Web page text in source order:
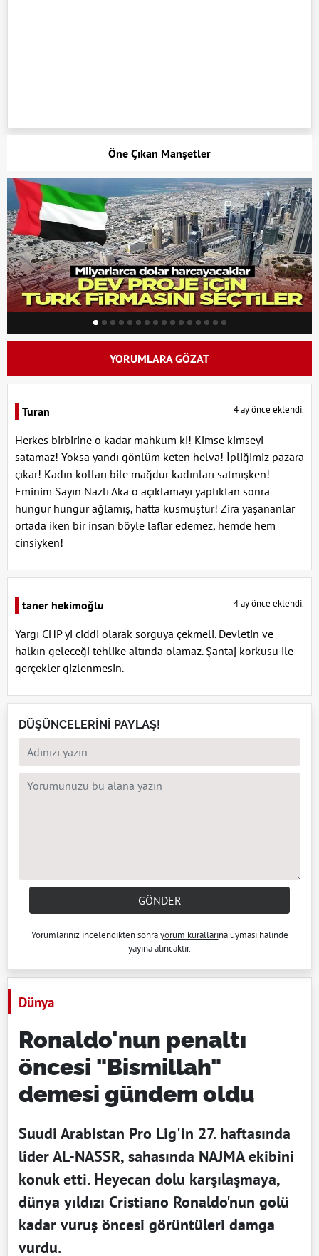
Öne Çıkan Manşetler
YORUMLARA GÖZAT
Turan 4 ay önce eklendi.
Herkes birbirine o kadar mahkum ki! Kimse kimseyi
satamaz! Yoksa yandı gönlüm keten helva! İpliğimiz pazara
çıkar! Kadın kolları bile mağdur kadınları satmışken!
Eminim Sayın Nazlı Aka o açıklamayı yaptıktan sonra
hüngür hüngür ağlamış, hatta kusmuştur! Zira yaşananlar
ortada iken bir insan böyle laflar edemez, hemde hem
cinsiyken!
taner hekimoğlu 4 ay önce eklendi.
Yargı CHP yi ciddi olarak sorguya çekmeli. Devletin ve
halkın geleceği tehlike altında olamaz. Şantaj korkusu ile
gerçekler gizlenmesin.
DÜŞÜNCELERİNİ PAYLAŞ!
GÖNDER
Yorumlarınız incelendikten sonrayorum kurallarına uyması halinde
yayına alıncaktır.
Dünya
Ronaldo'nun penaltı
öncesi "Bismillah"
demesi gündem oldu
Suudi Arabistan Pro Lig'in 27. haftasında
lider AL-NASSR, sahasında NAJMA ekibini
konuk etti. Heyecan dolu karşılaşmaya,
dünya yıldızı Cristiano Ronaldo'nun golü
kadar vuruş öncesi görüntüleri damga
vurdu.